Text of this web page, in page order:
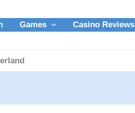
Games Casino Reviews